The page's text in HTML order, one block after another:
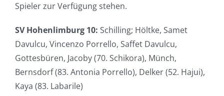
Spieler zur Verfügung stehen.
SV Hohenlimburg 10: Schilling; Höltke, Samet
Davulcu, Vincenzo Porrello, Saffet Davulcu,
Gottesbüren, Jacoby (70. Schikora), Münch,
Bernsdorf (83. Antonia Porrello), Delker (52. Hajui),
Kaya (83. Labarile)